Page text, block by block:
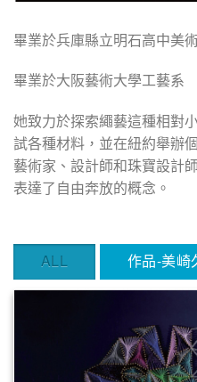
畢業於兵庫縣立明石高中美
畢業於大阪藝術大學工藝系
她致力於探索繩藝這種相對
試各種材料，並在紐約舉辦
藝術家、設計師和珠寶設計
表達了自由奔放的概念。
ALL 作品-美崎